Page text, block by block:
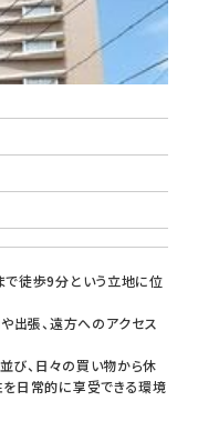
で徒歩9分という立地に位
出張、遠方へのアクセス
び、日々の買い物から休
日常的に享受できる環境